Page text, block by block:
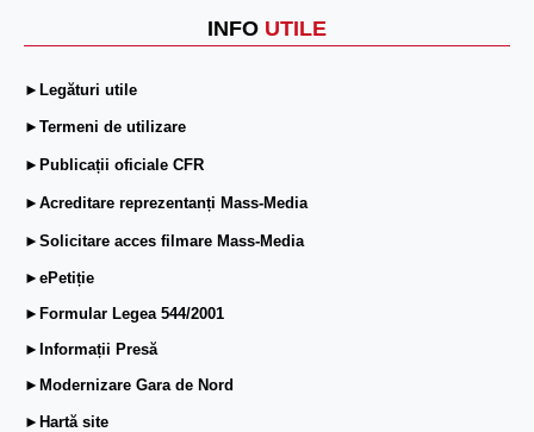
INFO UTILE
►Legături utile
►Termeni de utilizare
►Publicații oficiale CFR
►Acreditare reprezentanți Mass-Media
►Solicitare acces filmare Mass-Media
►ePetiție
►Formular Legea 544/2001
►Informații Presă
►Modernizare Gara de Nord
►Hartă site